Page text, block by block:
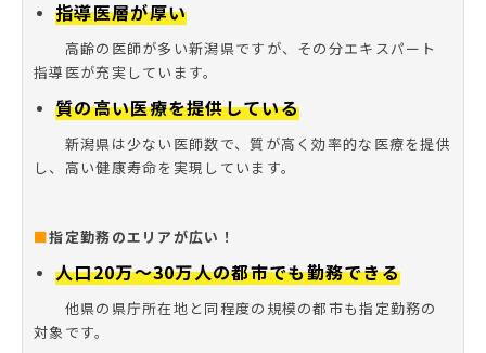
指導医層が厚い
高齢の医師が多い新潟県ですが、その分エキスパート
指導医が充実しています。
質の高い医療を提供している
新潟県は少ない医師数で、質が高く効率的な医療を提供
し、高い健康寿命を実現しています。
■指定勤務のエリアが広い！
人口20万～30万人の都市でも勤務できる
他県の県庁所在地と同程度の規模の都市も指定勤務の
対象です。